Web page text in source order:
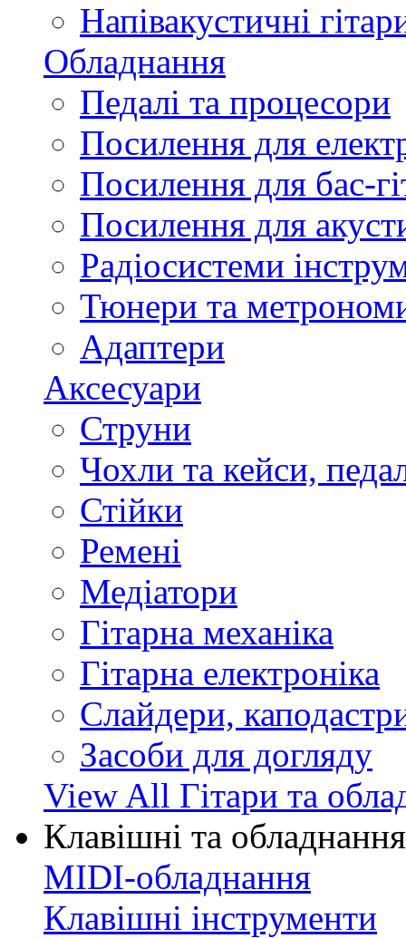
Напівакустичні
Обладнання
Педалі та процесори
Посилення для
Посилення для бас-
Посилення для
Радіосистеми
Тюнери та
Адаптери
Аксесуари
Струни
Чохли та кейси,
Стійки
Ремені
Медіатори
Гітарна механіка
Гітарна електроніка
Слайдери,
Засоби для догляду
View All Гітари та
Клавішні та обладнання
MIDI-обладнання
Клавішні інструменти